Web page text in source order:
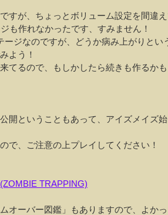
すが、ちょっとボリューム設定を間違
も作れなかったです、すみません！
ージなのですが、どうか病み上がりとい
よう！
てるので、もしかしたら続きも作るか
開ということもあって、アイズメイズ
で、ご注意の上プレイしてください！
TRAPPING)
オーバー図鑑」もありますので、よか